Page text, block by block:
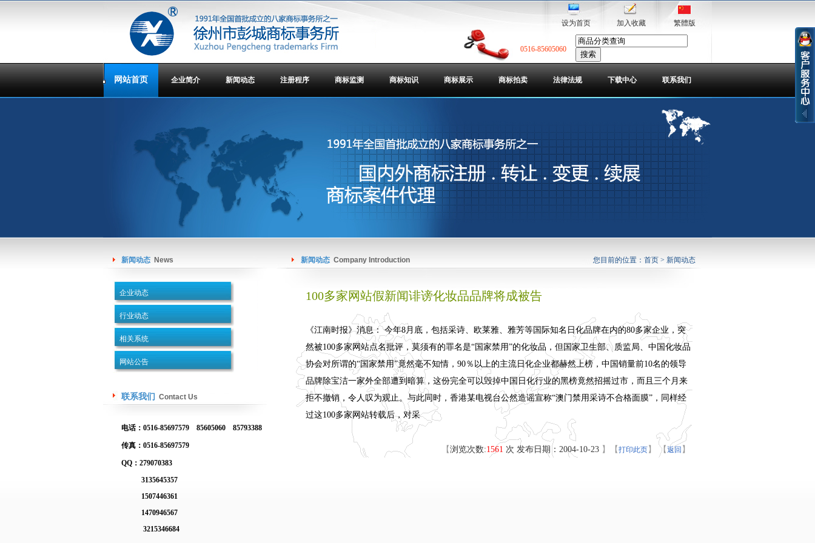
设为首页 加入收藏 繁體版
0516-85605060
网站首页 企业简介 新闻动态 注册程序 商标监测 商标知识 商标展示 商标拍卖 法律法规 下载中心 联系我们
新闻动态 News
企业动态
行业动态
相关系统
网站公告
联系我们 Contact Us
电话：0516-85697579 85605060 85793388
传真：0516-85697579
QQ：279070383
3135645357
1507446361
1470946567
3215346684
新闻动态 Company Introduction 您目前的位置： 首页 > 新闻动态
100多家网站假新闻诽谤化妆品品牌将成被告
《江南时报》消息： 今年8月底，包括采诗、欧莱雅、雅芳等国际知名日化品牌在内的80多家企业，突
然被100多家网站点名批评，莫须有的罪名是“国家禁用”的化妆品，但国家卫生部、质监局、中国化妆品
协会对所谓的“国家禁用”竟然毫不知情，90％以上的主流日化企业都赫然上榜，中国销量前10名的领导
品牌除宝洁一家外全部遭到暗算，这份完全可以毁掉中国日化行业的黑榜竟然招摇过市，而且三个月来
拒不撤销，令人叹为观止。与此同时，香港某电视台公然造谣宣称“澳门禁用采诗不合格面膜”，同样经
过这100多家网站转载后，对采
【 浏览次数:1561 次 发布日期：2004-10-23 】 【 打印此页 】 【 返回 】